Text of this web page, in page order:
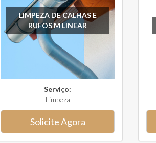
LIMPEZA DE CALHAS E
RUFOS M LINEAR
Serviço:
Limpeza
Solicite Agora